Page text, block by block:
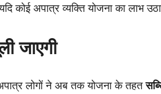
कोई अपात्र व्यक्ति योजना का लाभ
जाएगी
लोगों ने अब तक योजना के तहत